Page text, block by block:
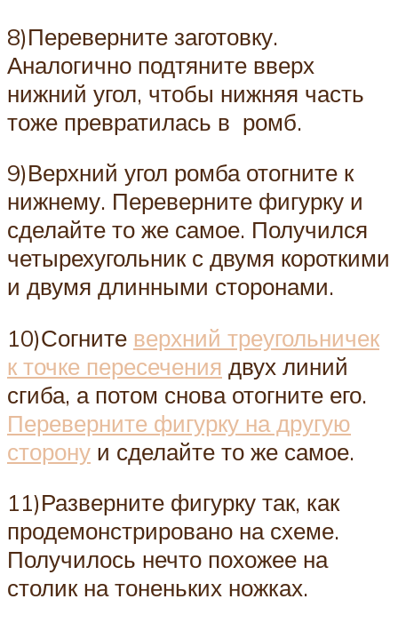
8)Переверните заготовку.
Аналогично подтяните вверх
нижний угол, чтобы нижняя часть
тоже превратилась в ромб.
9)Верхний угол ромба отогните к
нижнему. Переверните фигурку и
сделайте то же самое. Получился
четырехугольник с двумя короткими
и двумя длинными сторонами.
10)Согните верхний треугольничек
к точке пересечения двух линий
сгиба, а потом снова отогните его.
Переверните фигурку на другую
сторону и сделайте то же самое.
11)Разверните фигурку так, как
продемонстрировано на схеме.
Получилось нечто похожее на
столик на тоненьких ножках.